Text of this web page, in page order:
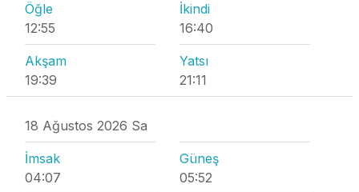
Öğle
12:55
İkindi
16:40
Akşam
19:39
Yatsı
21:11
18 Ağustos 2026 Sa
İmsak
04:07
Güneş
05:52